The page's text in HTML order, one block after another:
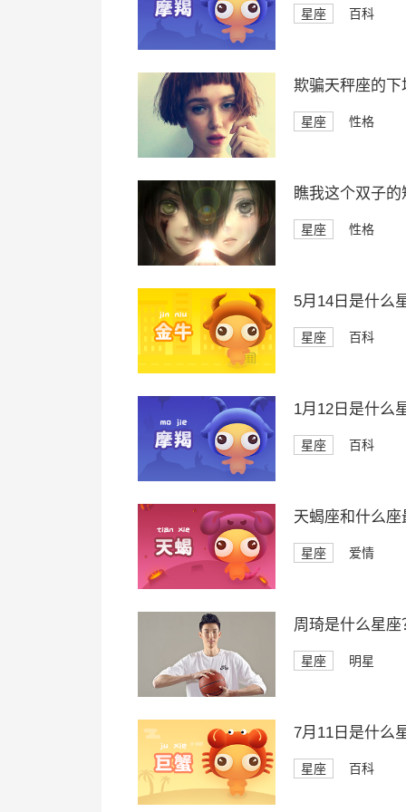
星座 百科
欺骗天秤座的下
星座 性格
瞧我这个双子
星座 性格
5月14日是什么
星座 百科
1月12日是什么
星座 百科
天蝎座和什么座
星座 爱情
周琦是什么星座
星座 明星
7月11日是什么
星座 百科